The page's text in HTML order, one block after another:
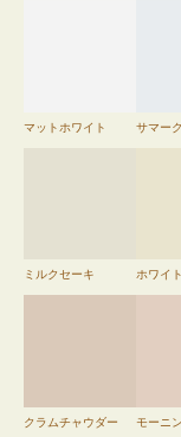
マットホワイト サマー
ミルクセーキ ホワイ
クラムチャウダー モーニ